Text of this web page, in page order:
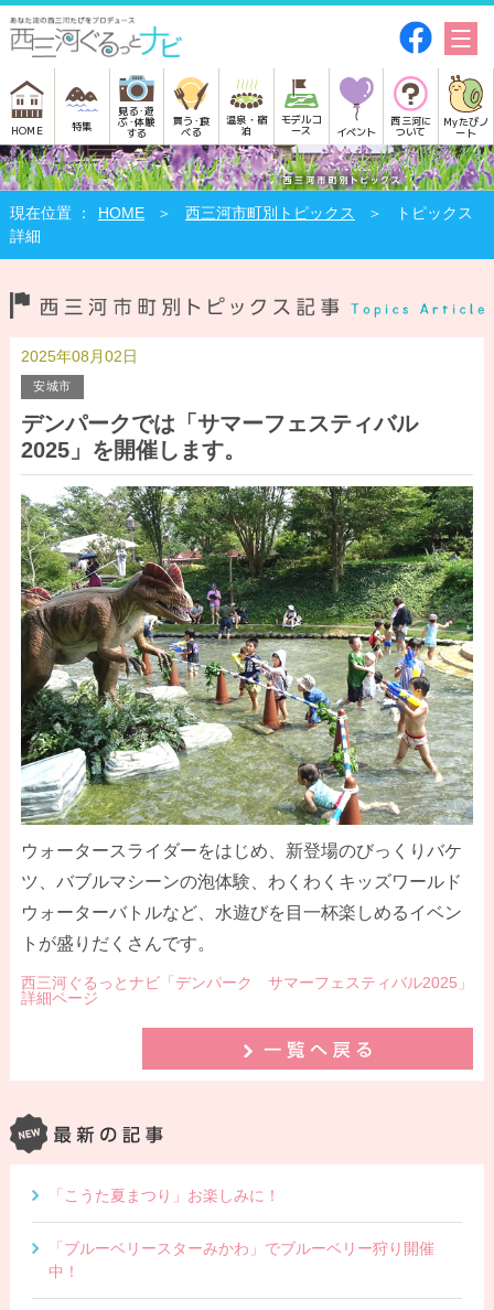
HOME 特集
見る･遊
ぶ･体験
する
買う･食
べる
温泉・宿
泊
モデルコ
ース イベント
西三河に
ついて
Myたびノ
ート
HOME 西三河市町別トピックス
トピックス
詳細
2025年08月02日
安城市
デンパークでは「サマーフェスティバル
2025」を開催します。
ウォータースライダーをはじめ、新登場のびっくりバケ
ツ、バブルマシーンの泡体験、わくわくキッズワールド
ウォーターバトルなど、水遊びを目一杯楽しめるイベン
トが盛りだくさんです。
西三河ぐるっとナビ「デンパーク サマーフェスティバル2025」
詳細ページ
「こうた夏まつり」お楽しみに！
「ブルーベリースターみかわ」でブルーベリー狩り開催
中！